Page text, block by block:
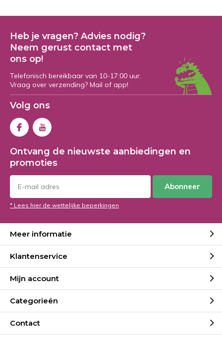
Heb je vragen? Advies nodig?
Neem gerust contact met
ons op!
Telefonisch bereikbaar van 10-17:00 uur.
Vraag over verzending? Mail of app!
Volg ons
Ontvang de nieuwste aanbiedingen en
promoties
Abonneer
* Lees hier de wettelijke beperkingen
Meer informatie
Klantenservice
Mijn account
Categorieën
Contact